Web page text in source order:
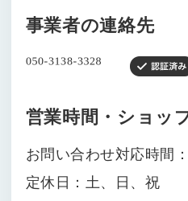
事業者の連絡先
営業時間・ショッ
お問い合わせ対応時間
定休日：土、日、祝